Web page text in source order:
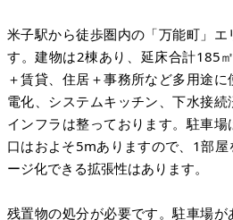
米子駅から徒歩圏内の「万能町」
す。建物は2棟あり、延床合計185
＋賃貸、住居＋事務所など多用途
電化、システムキッチン、下水接
インフラは整っております。駐車
口はおよそ5mありますので、1部
ージ化できる拡張性はあります。
残置物の処分が必要です。駐車場が